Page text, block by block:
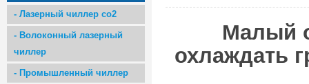
- Лазерный чиллер co2
- Волоконный лазерный
чиллер
- Промышленный чиллер
Малый
охлаждать